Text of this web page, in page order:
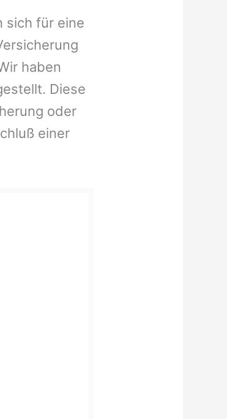
sich für eine
haben
Diese
oder
einer